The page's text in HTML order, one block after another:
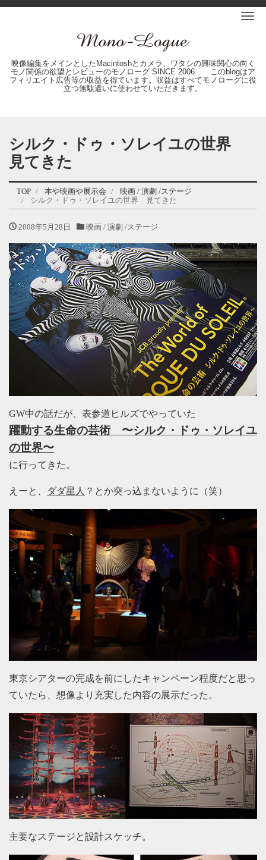
映像編集をメインとしたMacintoshとカメラ、ワタシの興味関心の向く
モノ関係の欲望とレビューのモノローグ SINCE 2006 このblogはア
フィリエイト広告等の収益を得ています。収益はすべてモノローグに役
立つ無駄遣いに使わせていただきます。
シルク・ドゥ・ソレイユの世界
見てきた
TOP 本や映画や展示会
映画 / 演劇 /ステージ
シルク・ドゥ・ソレイユの世界 見てきた
2008年5月28日 映画 / 演劇 /ステージ
GW中の話だが、表参道ヒルズでやっていた
躍動する生命の芸術 〜シルク・ドゥ・ソレイユ
の世界〜
に行ってきた。
えーと、 ダダ星人 ？とか突っ込まないように（笑）
東京シアターの完成を前にしたキャンペーン程度だと思っ
ていたら、想像より充実した内容の展示だった。
主要なステージと設計スケッチ。